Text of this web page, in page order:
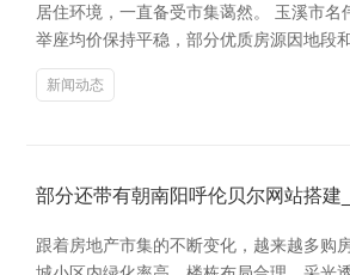
居住环境，一直备受市集蔼然。 玉溪市
举座均价保持平稳，部分优质房源因地段
新闻动态
部分还带有朝南阳呼伦贝尔网站搭
跟着房地产市集的不断变化，越来越多购